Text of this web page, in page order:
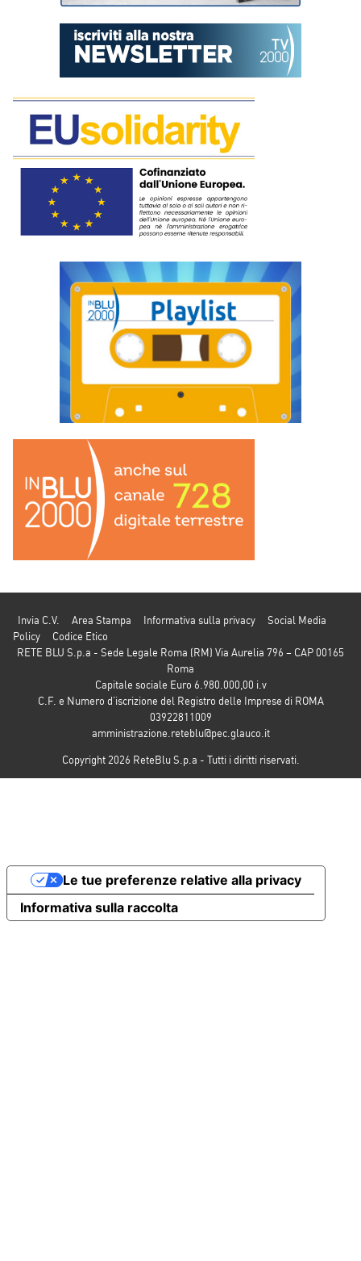
Invia C.V. Area Stampa Informativa sulla privacy
Social Media
Policy
Codice Etico
RETE BLU S.p.a - Sede Legale Roma (RM) Via Aurelia 796 – CAP 00165
Roma
Capitale sociale Euro 6.980.000,00 i.v
C.F. e Numero d’iscrizione del Registro delle Imprese di ROMA
03922811009
amministrazione.reteblu@pec.glauco.it
Copyright 2026 ReteBlu S.p.a - Tutti i diritti riservati.
Informativa sulla raccolta
Le tue preferenze relative alla privacy